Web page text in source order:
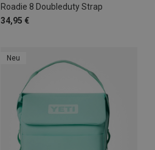
Roadie 8 Doubleduty Strap
34,95 €
Neu